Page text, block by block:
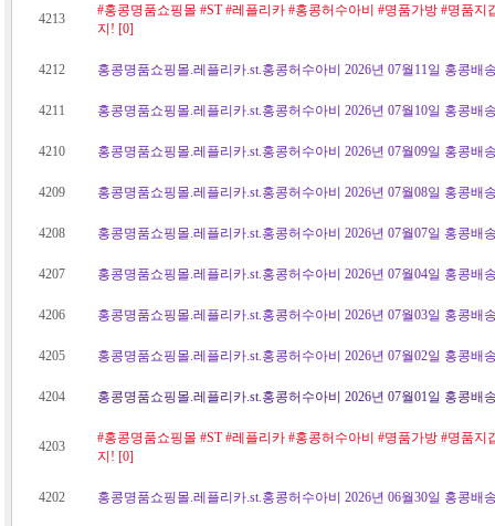
4213
#홍콩명품쇼핑몰 #ST #레플리카 #홍콩허수아비 #명품가방 #명품
지! [0]
4212 홍콩명품쇼핑몰.레플리카.st.홍콩허수아비 2026년 07월11일 홍콩배
4211 홍콩명품쇼핑몰.레플리카.st.홍콩허수아비 2026년 07월10일 홍콩배
4210 홍콩명품쇼핑몰.레플리카.st.홍콩허수아비 2026년 07월09일 홍콩배
4209 홍콩명품쇼핑몰.레플리카.st.홍콩허수아비 2026년 07월08일 홍콩배
4208 홍콩명품쇼핑몰.레플리카.st.홍콩허수아비 2026년 07월07일 홍콩배
4207 홍콩명품쇼핑몰.레플리카.st.홍콩허수아비 2026년 07월04일 홍콩배
4206 홍콩명품쇼핑몰.레플리카.st.홍콩허수아비 2026년 07월03일 홍콩배
4205 홍콩명품쇼핑몰.레플리카.st.홍콩허수아비 2026년 07월02일 홍콩배
4204 홍콩명품쇼핑몰.레플리카.st.홍콩허수아비 2026년 07월01일 홍콩배
4203
#홍콩명품쇼핑몰 #ST #레플리카 #홍콩허수아비 #명품가방 #명품
지! [0]
4202 홍콩명품쇼핑몰.레플리카.st.홍콩허수아비 2026년 06월30일 홍콩배